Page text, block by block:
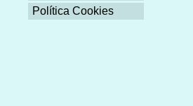
Política Cookies